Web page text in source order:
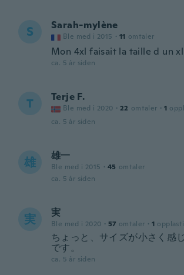
S Sarah-mylène
Ble med i 2015 · 11 omtaler
Mon 4xl faisait la taille d un
ca. 5 år siden
T Terje F.
Ble med i 2020 · 22 omtaler · 1
ca. 5 år siden
雄 雄一
Ble med i 2015 · 45 omtaler
ca. 5 år siden
実 実
Ble med i 2020 · 57 omtaler · 1
ちょっと、サイズが小さく感
です。
ca. 5 år siden